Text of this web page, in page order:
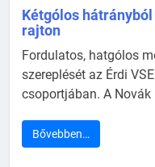
Kétgólos
rajton
Fordulatos, hatgólos
szereplését az Érdi
csoportjában. A Novák
Bővebben…